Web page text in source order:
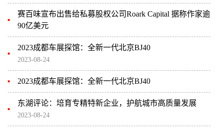
赛百味宣布出售给私募股权公司Roark Capital 据称作家逾
90亿美元
2023成都车展探馆：全新一代北京BJ40
2023-08-24
2023成都车展探馆：全新一代北京BJ40
东湖评论：培育专精特新企业，护航城市高质量发展
2023-08-24